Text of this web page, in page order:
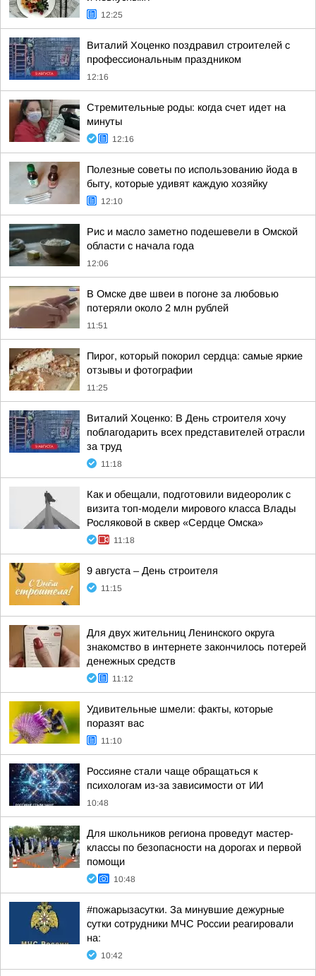
12:25
Виталий Хоценко поздравил строителей с
профессиональным праздником
12:16
Стремительные роды: когда счет идет на
минуты
12:16
Полезные советы по использованию йода в
быту, которые удивят каждую хозяйку
12:10
Рис и масло заметно подешевели в Омской
области с начала года
12:06
В Омске две швеи в погоне за любовью
потеряли около 2 млн рублей
11:51
Пирог, который покорил сердца: самые яркие
отзывы и фотографии
11:25
Виталий Хоценко: В День строителя хочу
поблагодарить всех представителей отрасли
за труд
11:18
Как и обещали, подготовили видеоролик с
визита топ-модели мирового класса Влады
Росляковой в сквер «Сердце Омска»
11:18
9 августа – День строителя
11:15
Для двух жительниц Ленинского округа
знакомство в интернете закончилось потерей
денежных средств
11:12
Удивительные шмели: факты, которые
поразят вас
11:10
Россияне стали чаще обращаться к
психологам из-за зависимости от ИИ
10:48
Для школьников региона проведут мастер-
классы по безопасности на дорогах и первой
помощи
10:48
#пожарызасутки. За минувшие дежурные
сутки сотрудники МЧС России реагировали
на:
10:42